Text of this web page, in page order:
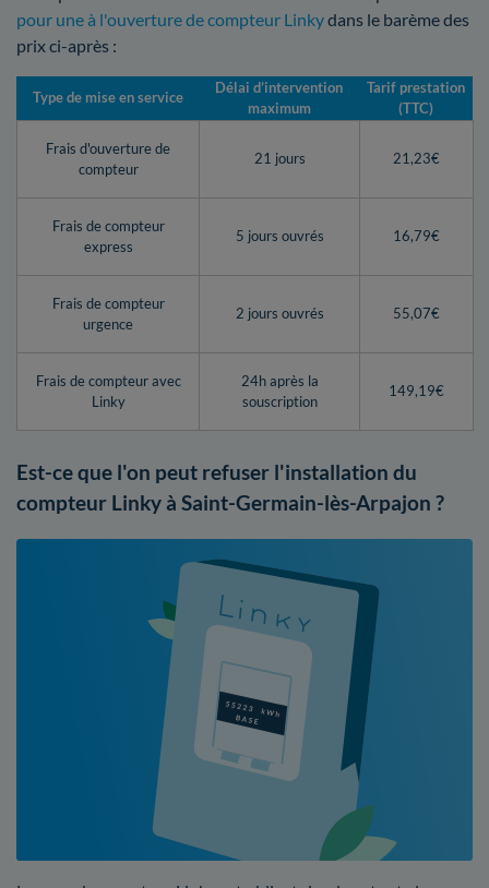
pour une à l'ouverture de compteur Linkydans le barème des
prix ci-après :
Type de mise en service
Délai d’intervention
maximum
Tarif prestation
(TTC)
Frais d'ouverture de
compteur
21 jours 21,23€
Frais de compteur
express
5 jours ouvrés 16,79€
Frais de compteur
urgence
2 jours ouvrés 55,07€
Frais de compteur avec
Linky
24h après la
souscription
149,19€
Est-ce que l'on peut refuser l'installation du
compteur Linky à Saint-Germain-lès-Arpajon ?